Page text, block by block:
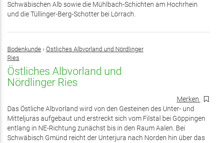
Schwäbischen Alb sowie die Mühlbach-Schichten am Hochrhein
und die Tüllinger-Berg-Schotter bei Lörrach.
Bodenkunde › Östliches Albvorland und Nördlinger
Ries
Östliches Albvorland und
Nördlinger Ries
Merken
Das Östliche Albvorland wird von den Gesteinen des Unter- und
Mitteljuras aufgebaut und erstreckt sich vom Filstal bei Göppingen
entlang in NE-Richtung zunächst bis in den Raum Aalen. Bei
Schwäbisch Gmünd reicht der Unterjura nach Norden hin über das